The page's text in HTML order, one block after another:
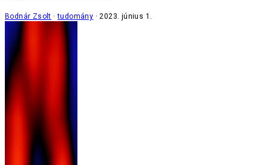
Bodnár Zsolt tudomány 2023. június 1.